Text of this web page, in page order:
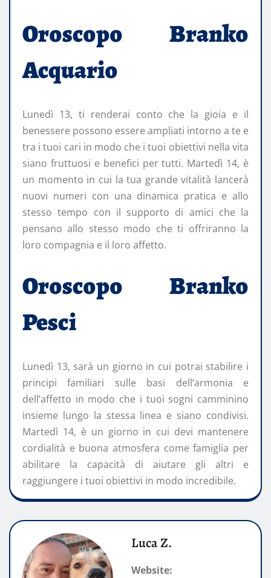
Oroscopo Branko
Acquario
Lunedì 13, ti renderai conto che la gioia e il
benessere possono essere ampliati intorno a te e
tra i tuoi cari in modo che i tuoi obiettivi nella vita
siano fruttuosi e benefici per tutti. Martedì 14, è
un momento in cui la tua grande vitalità lancerà
nuovi numeri con una dinamica pratica e allo
stesso tempo con il supporto di amici che la
pensano allo stesso modo che ti offriranno la
loro compagnia e il loro affetto.
Oroscopo Branko
Pesci
Lunedì 13, sarà un giorno in cui potrai stabilire i
principi familiari sulle basi dell’armonia e
dell’affetto in modo che i tuoi sogni camminino
insieme lungo la stessa linea e siano condivisi.
Martedì 14, è un giorno in cui devi mantenere
cordialità e buona atmosfera come famiglia per
abilitare la capacità di aiutare gli altri e
raggiungere i tuoi obiettivi in modo incredibile.
Luca Z.
Website: